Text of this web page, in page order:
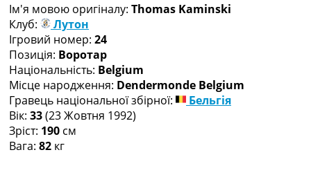
Ще Турніри >>>
Таблиці
Чемпіонат Світу. Турнирні таблиці
Таблиця УПЛ
Перша Ліга
Таблиця АПЛ
Таблиця Ла Ліги
Таблиця Ліги Чемпіонів
Всі таблиці >>>
Рейтинги
Ім'я мовою оригіналу: Thomas Kaminski
Клуб:
Лутон
Ігровий номер: 24
Позиція: Воротар
Національність: Belgium
Місце народження: Dendermonde Belgium
Гравець національної збірної:
Бельгія
Вік: 33(23 Жовтня 1992)
Зріст: 190 см
Вага: 82 кг